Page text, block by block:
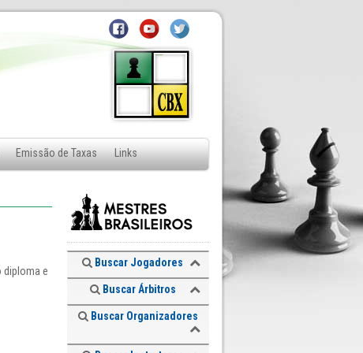
Emissão de Taxas Links
diploma e
Buscar Jogadores
Buscar Árbitros
Buscar Organizadores